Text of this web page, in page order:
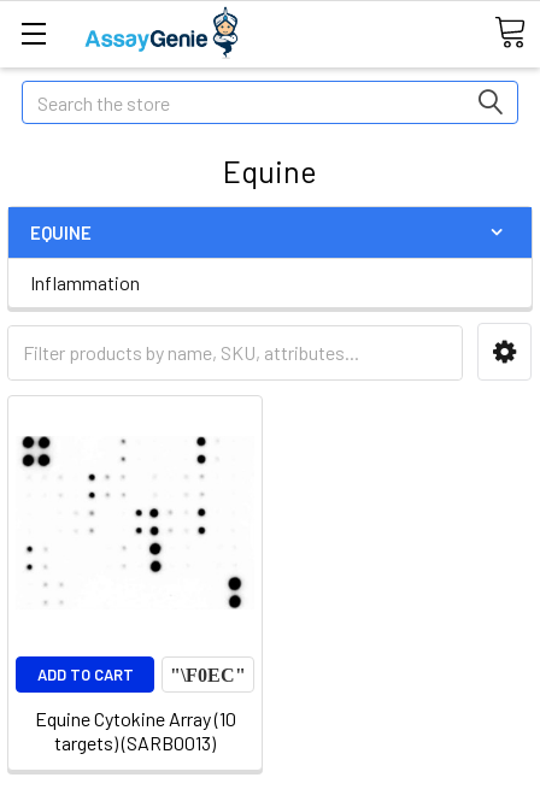
Search
Equine
EQUINE
Inflammation
ADD TO CART
Equine Cytokine Array (10
targets) (SARB0013)